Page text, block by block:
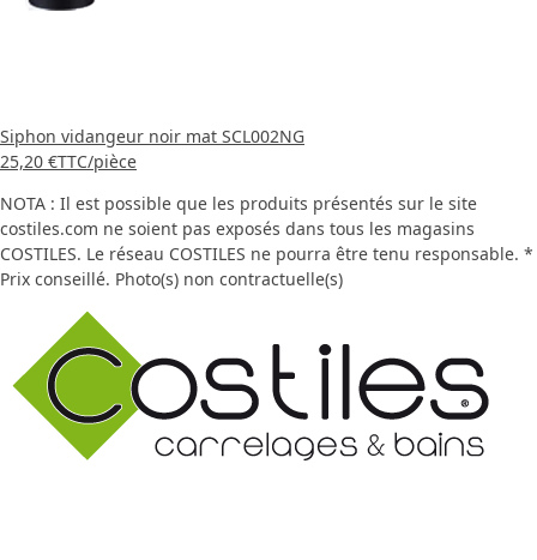
Siphon vidangeur noir mat SCL002NG
25,20 €TTC/pièce
NOTA : Il est possible que les produits présentés sur le site
costiles.com ne soient pas exposés dans tous les magasins
COSTILES. Le réseau COSTILES ne pourra être tenu responsable. *
Prix conseillé. Photo(s) non contractuelle(s)